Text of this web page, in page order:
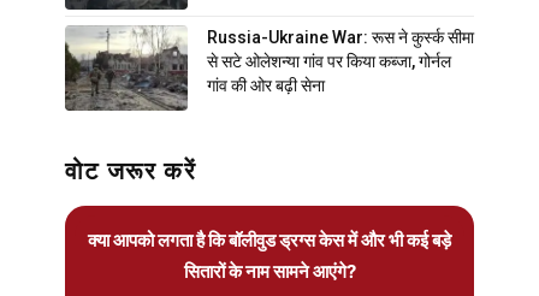
Russia-Ukraine War: रूस ने कुर्स्क सीमा
से सटे ओलेशन्या गांव पर किया कब्जा, गोर्नल
गांव की ओर बढ़ी सेना
वोट जरूर करें
क्या आपको लगता है कि बॉलीवुड ड्रग्स केस में और भी कई बड़े
सितारों के नाम सामने आएंगे?